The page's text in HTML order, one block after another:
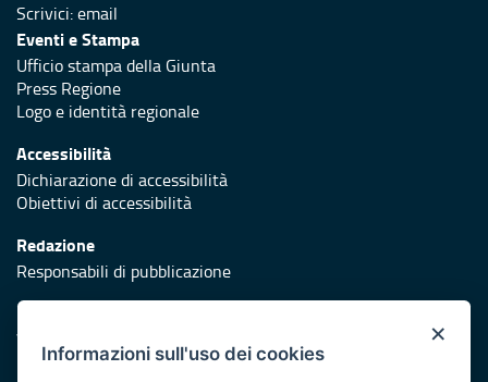
Scrivici:email
Eventi e Stampa
Ufficio stampa della Giunta
Press Regione
Logo e identità regionale
Accessibilità
Dichiarazione di accessibilità
Obiettivi di accessibilità
Redazione
Responsabili di pubblicazione
Protezione civile
Vai al sito di Protezione Civile Puglia
×
Informazioni sull'uso dei cookies